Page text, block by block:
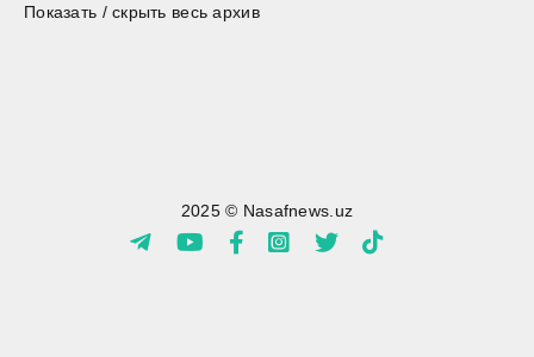
Показать / скрыть весь архив
2025 © Nasafnews.uz